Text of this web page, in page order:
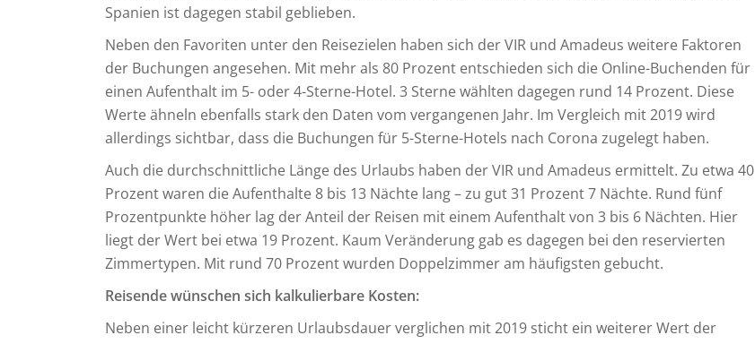
Spanien ist dagegen stabil geblieben.
Neben den Favoriten unter den Reisezielen haben sich der VIR und Amadeus weitere Faktoren
der Buchungen angesehen. Mit mehr als 80 Prozent entschieden sich die Online-Buchenden für
einen Aufenthalt im 5- oder 4-Sterne-Hotel. 3 Sterne wählten dagegen rund 14 Prozent. Diese
Werte ähneln ebenfalls stark den Daten vom vergangenen Jahr. Im Vergleich mit 2019 wird
allerdings sichtbar, dass die Buchungen für 5-Sterne-Hotels nach Corona zugelegt haben.
Auch die durchschnittliche Länge des Urlaubs haben der VIR und Amadeus ermittelt. Zu etwa 40
Prozent waren die Aufenthalte 8 bis 13 Nächte lang – zu gut 31 Prozent 7 Nächte. Rund fünf
Prozentpunkte höher lag der Anteil der Reisen mit einem Aufenthalt von 3 bis 6 Nächten. Hier
liegt der Wert bei etwa 19 Prozent. Kaum Veränderung gab es dagegen bei den reservierten
Zimmertypen. Mit rund 70 Prozent wurden Doppelzimmer am häufigsten gebucht.
Reisende wünschen sich kalkulierbare Kosten:
Neben einer leicht kürzeren Urlaubsdauer verglichen mit 2019 sticht ein weiterer Wert der